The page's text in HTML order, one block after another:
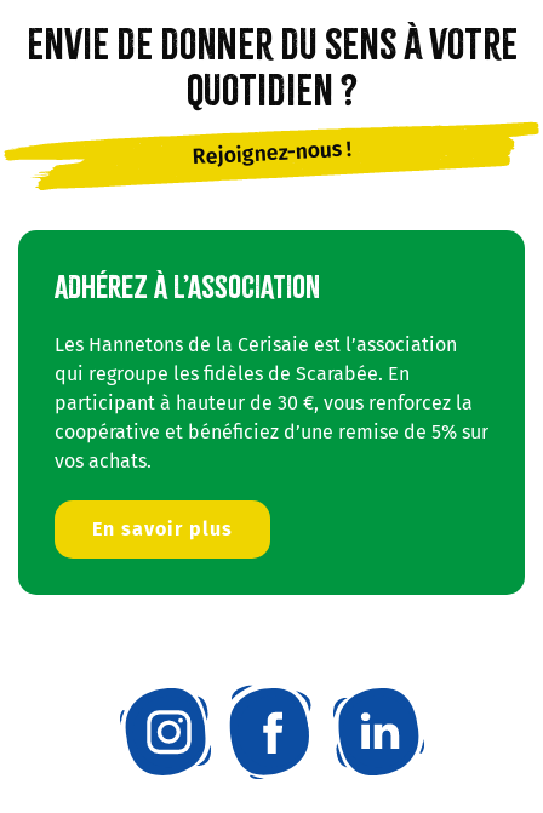
Envie de donner du sens à votre
quotidien ?
Rejoignez-nous !
ADHÉREZ À L’ASSOCIATION
Les Hannetons de la Cerisaie est l’association
qui regroupe les fidèles de Scarabée. En
participant à hauteur de 30 €, vous renforcez la
coopérative et bénéficiez d’une remise de 5% sur
vos achats.
En savoir plus